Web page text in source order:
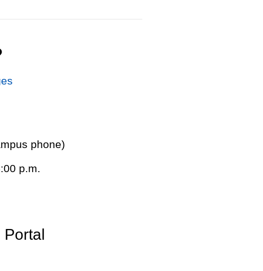
phone)
p.m.
Portal